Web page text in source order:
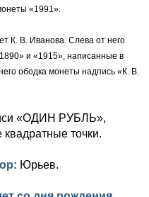
«1991».
К. В. Иванова. Слева от него
и «1915», написанные в
ободка монеты надпись «К. В.
«ОДИН РУБЛЬ»,
точки.
Юрьев.